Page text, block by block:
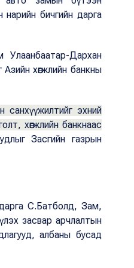
нарийн бичгийн дарга
Улаанбаатар-Дархан
хөгжлийн банкны
санхүүжилтийг эхний
хөгжлийн банкнаас
Засгийн газрын
С.Батболд, Зам,
засвар арчлалтын
албаны бусад